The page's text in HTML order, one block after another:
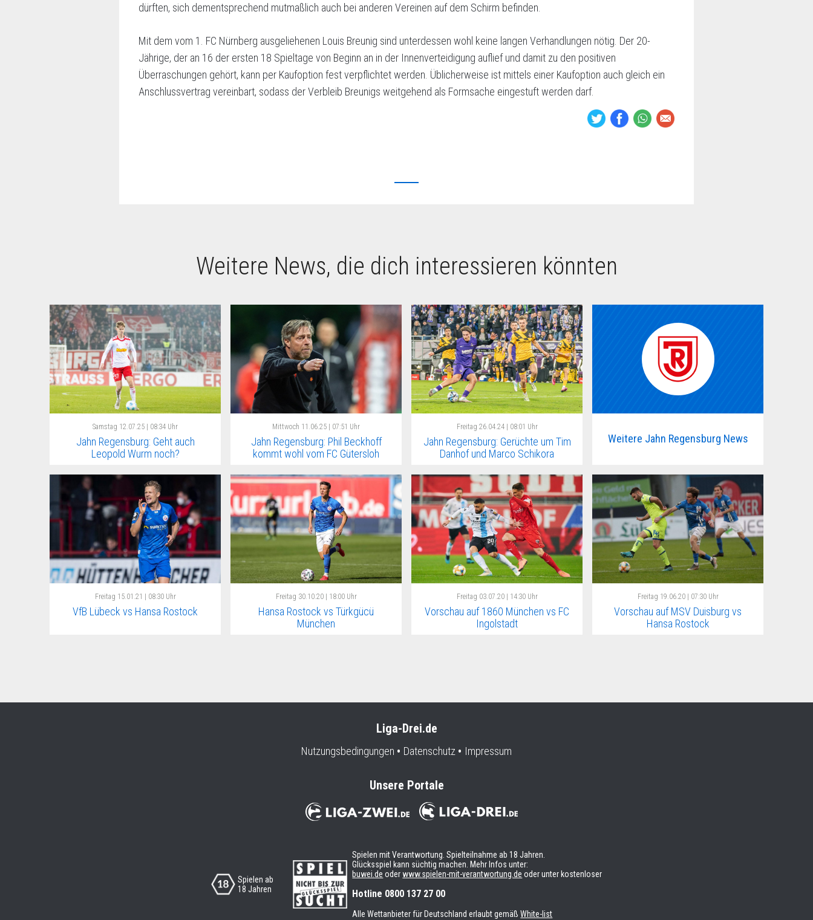
dürften, sich dementsprechend mutmaßlich auch bei anderen Vereinen auf dem Schirm befinden.
Mit dem vom 1. FC Nürnberg ausgeliehenen Louis Breunig sind unterdessen wohl keine langen Verhandlungen nötig. Der 20-
Jährige, der an 16 der ersten 18 Spieltage von Beginn an in der Innenverteidigung auflief und damit zu den positiven
Überraschungen gehört, kann per Kaufoption fest verpflichtet werden. Üblicherweise ist mittels einer Kaufoption auch gleich ein
Anschlussvertrag vereinbart, sodass der Verbleib Breunigs weitgehend als Formsache eingestuft werden darf.
Weitere News, die dich interessieren könnten
Samstag 12.07.25 | 08:34 Uhr
Jahn Regensburg: Geht auch
Leopold Wurm noch?
Mittwoch 11.06.25 | 07:51 Uhr
Jahn Regensburg: Phil Beckhoff
kommt wohl vom FC Gütersloh
Freitag 26.04.24 | 08:01 Uhr
Jahn Regensburg: Gerüchte um Tim
Danhof und Marco Schikora
Weitere Jahn Regensburg News
Freitag 15.01.21 | 08:30 Uhr
VfB Lübeck vs Hansa Rostock
Freitag 30.10.20 | 18:00 Uhr
Hansa Rostock vs Türkgücü
München
Freitag 03.07.20 | 14:30 Uhr
Vorschau auf 1860 München vs FC
Ingolstadt
Freitag 19.06.20 | 07:30 Uhr
Vorschau auf MSV Duisburg vs
Hansa Rostock
Liga-Drei.de
Nutzungsbedingungen Datenschutz Impressum
Unsere Portale
Spielen ab
18 Jahren
Spielen mit Verantwortung. Spielteilnahme ab 18 Jahren.
Glücksspiel kann süchtig machen. Mehr Infos unter:
buwei.de oderwww.spielen-mit-verantwortung.de oder unter kostenloser
Hotline 0800 137 27 00
Alle Wettanbieter für Deutschland erlaubt gemäßWhite-list